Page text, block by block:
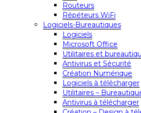
Routeurs
Répéteurs WiFi
Logiciels-Bureautiques
Logiciels
Microsoft Office
Utilitaires et
Antivirus et Sécurité
Création Numérique
Logiciels à télécharger
Utilitaires –
Antivirus à télécharger